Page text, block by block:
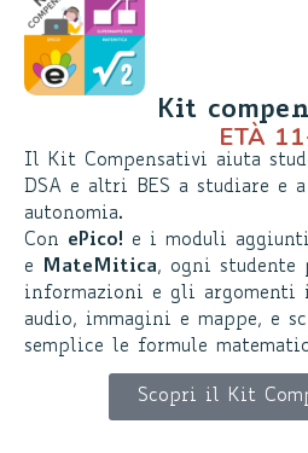
Kit
ETÀ
Il Kit Compensativi aiuta
DSA e altri BES a studiare e
autonomia.
Con ePico! e i moduli
e
MateMitica, ogni studente
informazioni e gli argomenti
audio, immagini e mappe, e
semplice le formule
Scopri il Kit